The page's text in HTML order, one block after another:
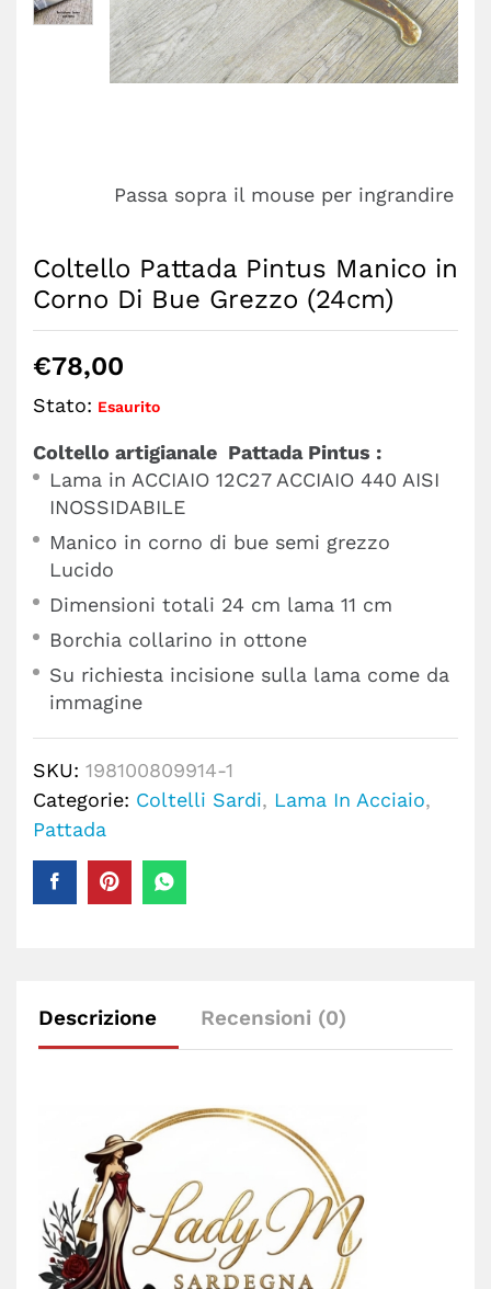
Passa sopra il mouse per ingrandire
Coltello Pattada Pintus Manico in
Corno Di Bue Grezzo (24cm)
€78,00
Stato: Esaurito
Coltello artigianale Pattada Pintus :
Lama in ACCIAIO 12C27 ACCIAIO 440 AISI
INOSSIDABILE
Manico in corno di bue semi grezzo
Lucido
Dimensioni totali 24 cm lama 11 cm
Borchia collarino in ottone
Su richiesta incisione sulla lama come da
immagine
SKU: 198100809914-1
Categorie: Coltelli Sardi, Lama In Acciaio,
Pattada
Descrizione Recensioni (0)